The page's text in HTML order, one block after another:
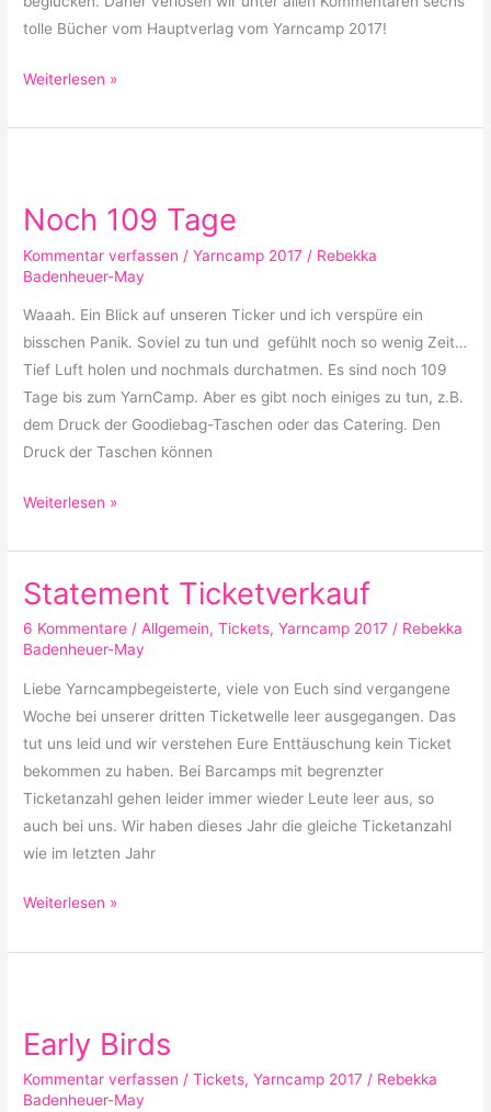
tolle Bücher vom Hauptverlag vom Yarncamp 2017!
Weiterlesen »
Noch 109 Tage
Kommentar verfassen /Yarncamp 2017 / Rebekka
Badenheuer-May
Waaah. Ein Blick auf unseren Ticker und ich verspüre ein
bisschen Panik. Soviel zu tun und gefühlt noch so wenig Zeit…
Tief Luft holen und nochmals durchatmen. Es sind noch 109
Tage bis zum YarnCamp. Aber es gibt noch einiges zu tun, z.B.
dem Druck der Goodiebag-Taschen oder das Catering. Den
Druck der Taschen können
Tage
Weiterlesen »
Statement Ticketverkauf
6 Kommentare /Allgemein,Tickets,Yarncamp 2017 / Rebekka
Badenheuer-May
Liebe Yarncampbegeisterte, viele von Euch sind vergangene
Woche bei unserer dritten Ticketwelle leer ausgegangen. Das
tut uns leid und wir verstehen Eure Enttäuschung kein Ticket
bekommen zu haben. Bei Barcamps mit begrenzter
Ticketanzahl gehen leider immer wieder Leute leer aus, so
auch bei uns. Wir haben dieses Jahr die gleiche Ticketanzahl
wie im letzten Jahr
Statement
Weiterlesen »
Early Birds
Kommentar verfassen /Tickets,Yarncamp 2017 / Rebekka
Badenheuer-May